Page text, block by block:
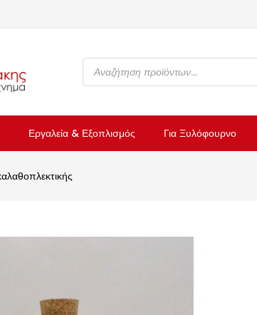
Εργαλεία & Εξοπλισμός Για Ξυλόφουρνο